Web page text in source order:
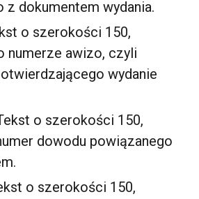
z dokumentem wydania.
o szerokości 150,
numerze awizo, czyli
wydanie
o szerokości 150,
dowodu powiązanego
o szerokości 150,